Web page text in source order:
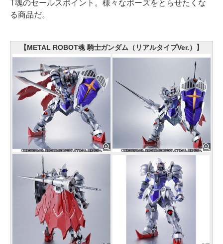
T魂のセールスポイント。様々なポーズをとらせたくな
る商品だ。
【METAL ROBOT魂 騎士ガンダム（リアルタイプVer.）】